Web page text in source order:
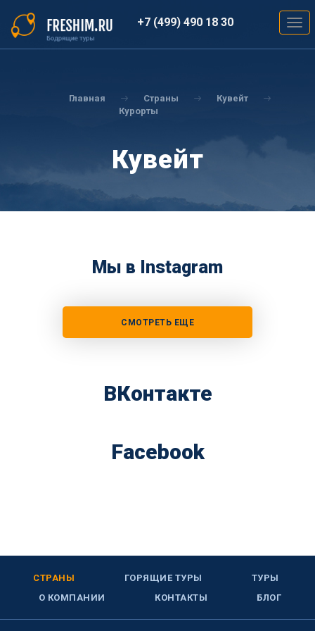
основному
содержанию
+7 (499) 490 18 30
Главная Страны
Кувейт
Курорты
Кувейт
Мы в Instagram
СМОТРЕТЬ ЕЩЕ
ВКонтакте
Facebook
СТРАНЫ ГОРЯЩИЕ ТУРЫ
ТУРЫ
О КОМПАНИИ
КОНТАКТЫ БЛОГ